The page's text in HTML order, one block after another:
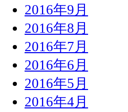
2016年9月
2016年8月
2016年7月
2016年6月
2016年5月
2016年4月